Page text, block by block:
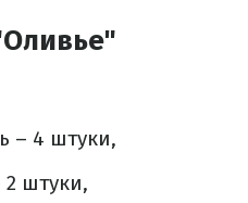
– 4 штуки,
штуки,